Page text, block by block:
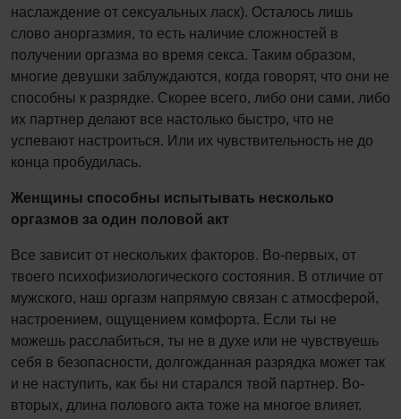
наслаждение от сексуальных ласк). Осталось лишь
слово аноргазмия, то есть наличие сложностей в
получении оргазма во время секса. Таким образом,
многие девушки заблуждаются, когда говорят, что они не
способны к разрядке. Скорее всего, либо они сами, либо
их партнер делают все настолько быстро, что не
успевают настроиться. Или их чувствительность не до
конца пробудилась.
Женщины способны испытывать несколько
оргазмов за один половой акт
Все зависит от нескольких факторов. Во-первых, от
твоего психофизиологического состояния. В отличие от
мужского, наш оргазм напрямую связан с атмосферой,
настроением, ощущением комфорта. Если ты не
можешь расслабиться, ты не в духе или не чувствуешь
себя в безопасности, долгожданная разрядка может так
и не наступить, как бы ни старался твой партнер. Во-
вторых, длина полового акта тоже на многое влияет.